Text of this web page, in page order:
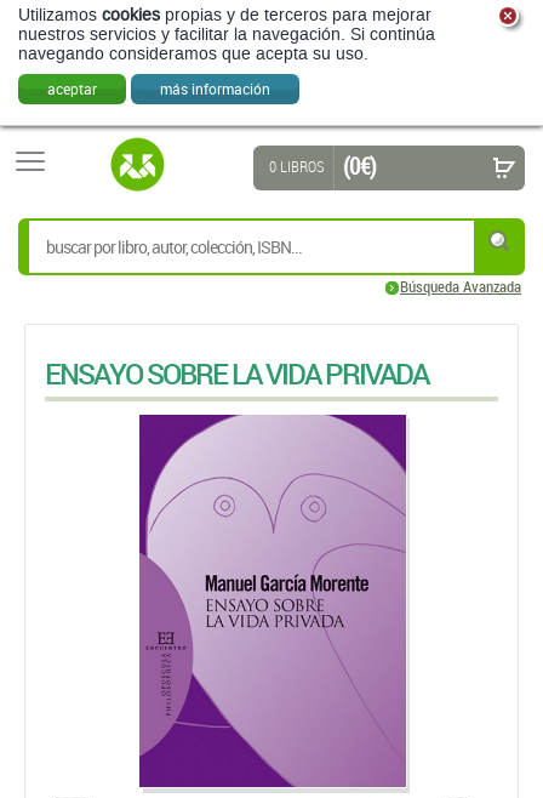
Utilizamos cookies propias y de terceros para mejorar
nuestros servicios y facilitar la navegación. Si continúa
navegando consideramos que acepta su uso.
aceptar más información
Búsqueda Avanzada
0 LIBROS (0 €)
ENSAYO SOBRE LA VIDA PRIVADA